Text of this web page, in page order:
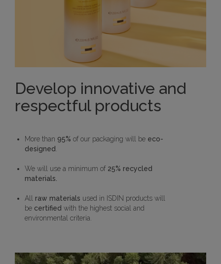
Develop innovative and
respectful products
More than 95% of our packaging will be eco-
designed
We will use a minimum of 25% recycled
materials.
All raw materials used in ISDIN products will
be certified with the highest social and
environmental criteria.